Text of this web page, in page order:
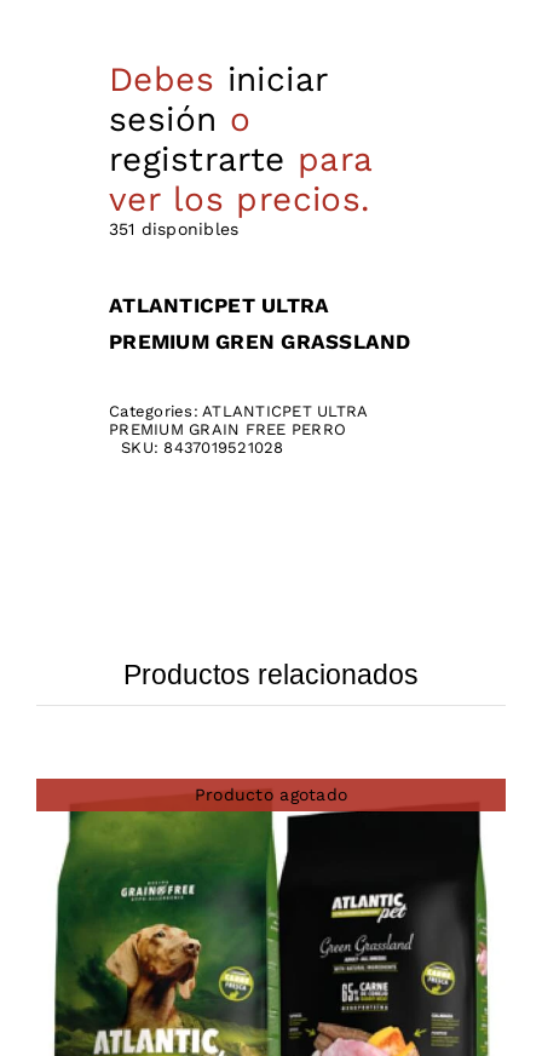
Debes iniciar
sesión o
registrarte para
ver los precios.
351 disponibles
ATLANTICPET ULTRA
PREMIUM GREN GRASSLAND
Categories:ATLANTICPET ULTRA
PREMIUM GRAIN FREE PERRO
SKU: 8437019521028
Productos relacionados
Producto agotado
DETAILS